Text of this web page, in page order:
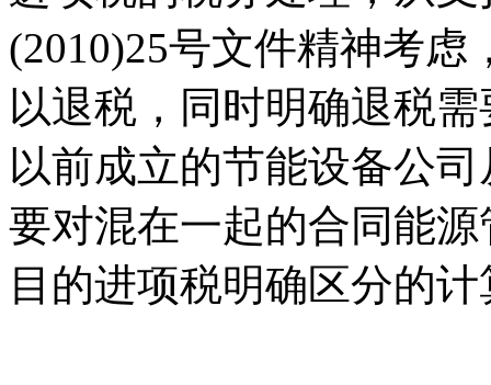
(2010)25号文件精神考
以退税，同时明确退税
以前成立的节能设备公
要对混在一起的合同能
目的进项税明确区分的